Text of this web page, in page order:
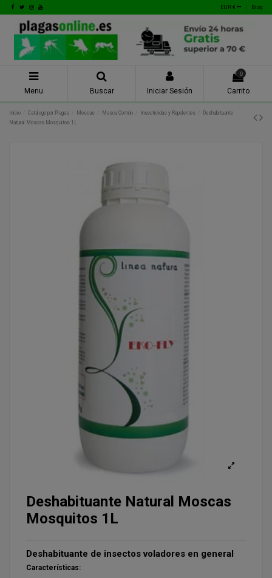
EUR € Blog
Menu Buscar Iniciar Sesión
0
Carrito
Inicio Catálogo por Plagas Moscas Mosca Común Insecticidas y Repelentes
Deshabituante
Natural Moscas Mosquitos 1L
Deshabituante Natural Moscas
Mosquitos 1L
Deshabituante de insectos voladores en general
Características: